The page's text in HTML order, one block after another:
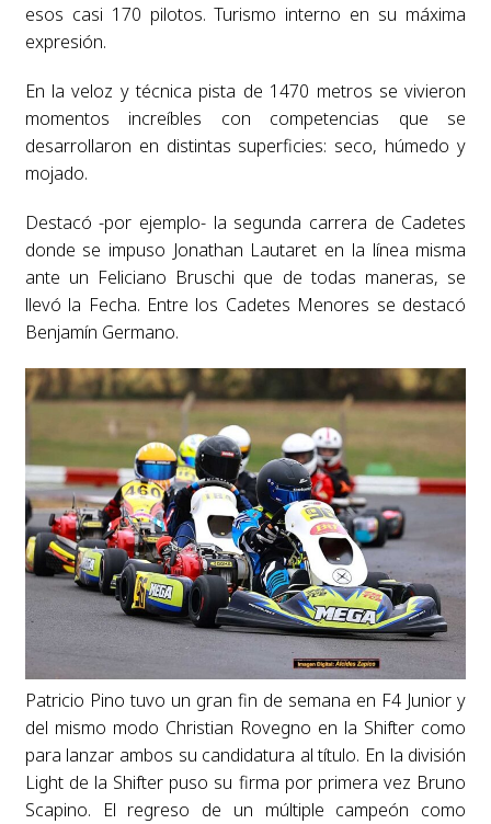
esos casi 170 pilotos. Turismo interno en su máxima
expresión.
En la veloz y técnica pista de 1470 metros se vivieron
momentos increíbles con competencias que se
desarrollaron en distintas superficies: seco, húmedo y
mojado.
Destacó -por ejemplo- la segunda carrera de Cadetes
donde se impuso Jonathan Lautaret en la línea misma
ante un Feliciano Bruschi que de todas maneras, se
llevó la Fecha. Entre los Cadetes Menores se destacó
Benjamín Germano.
Patricio Pino tuvo un gran fin de semana en F4 Junior y
del mismo modo Christian Rovegno en la Shifter como
para lanzar ambos su candidatura al título. En la división
Light de la Shifter puso su firma por primera vez Bruno
Scapino. El regreso de un múltiple campeón como